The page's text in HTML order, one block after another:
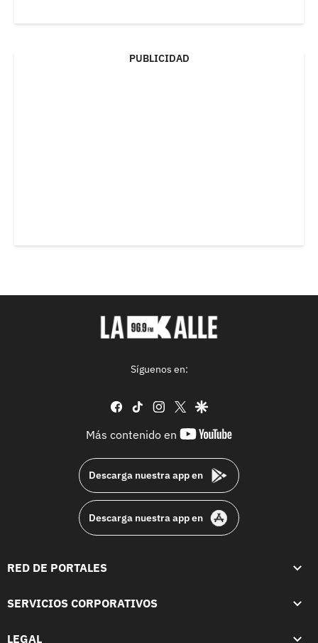
PUBLICIDAD
Síguenos en:
facebook
tiktok instagram
twittergoogle
Más contenido en
youtube-
Descarga nuestra app en
Descarga nuestra app en
RED DE PORTALES
SERVICIOS CORPORATIVOS
LEGAL